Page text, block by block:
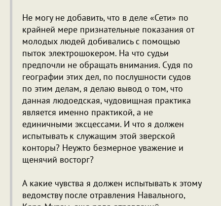
Не могу не добавить, что в деле «Сети» по
крайней мере признательные показания от
молодых людей добивались с помощью
пыток электрошокером. На что судьи
предпочли не обращать внимания. Судя по
географии этих дел, по послушности судов
по этим делам, я делаю вывод о том, что
данная людоедская, чудовищная практика
является именно практикой, а не
единичными эксцессами. И что я должен
испытывать к служащим этой зверской
конторы? Неужто безмерное уважение и
щенячий восторг?
А какие чувства я должен испытывать к этому
ведомству после отравления Навального,